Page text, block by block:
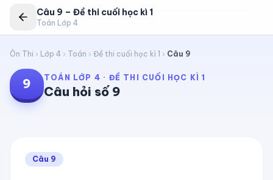
Câu 9 – Đề thi cuối học kì 1
Toán Lớp 4
Ôn Thi Lớp 4 Toán Đề thi cuối học kì 1 Câu 9
9 TOÁN LỚP 4 · ĐỀ THI CUỐI HỌC KÌ 1
Câu hỏi số 9
Câu 9